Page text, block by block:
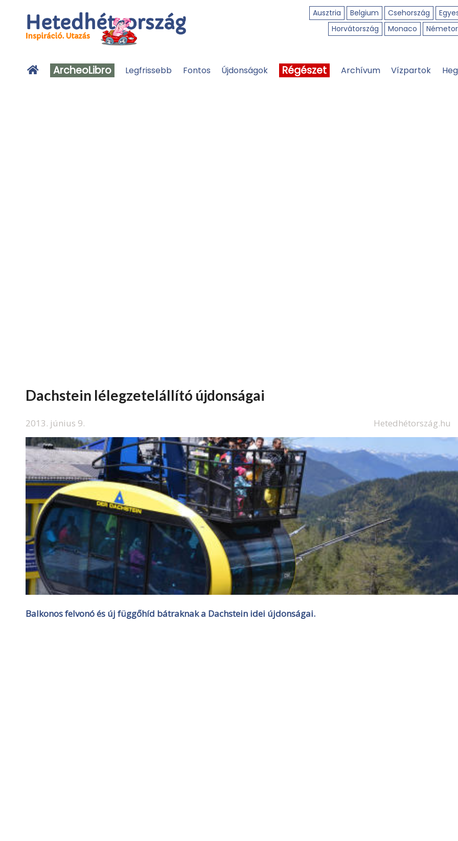
Ausztria Belgium Csehország
Horvátország
Monaco
ArcheoLibro Legfrissebb Fontos Újdonságok Régészet Archívum Vízpartok
Dachstein lélegzetelállító újdonságai
2013. június 9. Hetedhétország.hu
Balkonos felvonó és új függőhíd bátraknak a Dachstein idei újdonságai.